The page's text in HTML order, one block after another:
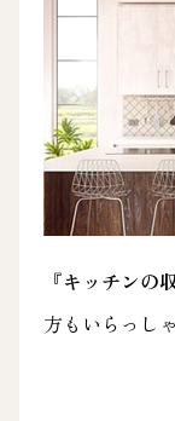
『キッチンの
方もいらっし